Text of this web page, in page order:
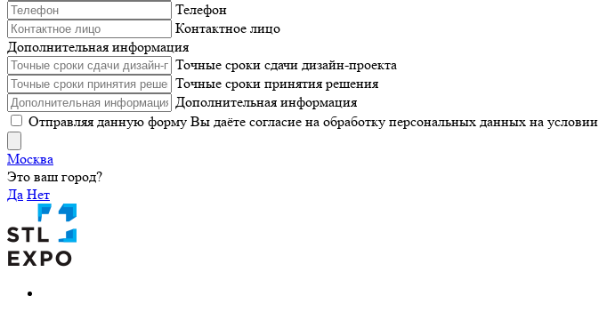
Телефон
Контактное лицо
Дополнительная информация
Точные сроки сдачи дизайн-проекта
Точные сроки принятия решения
Дополнительная информация
Отправляя данную форму Вы даёте согласие на обработку персональных данных на условии
Москва
Это ваш город?
Да Нет